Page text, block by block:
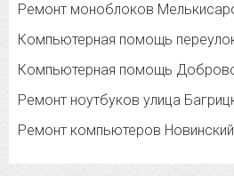
Ремонт моноблоков
Компьютерная помощь
Компьютерная помощь
Ремонт ноутбуков улица
Ремонт компьютеров